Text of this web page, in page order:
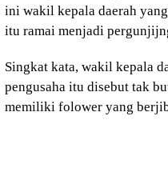
ini wakil kepala daerah
itu ramai menjadi
Singkat kata, wakil kepala
pengusaha itu disebut tak
memiliki folower yang